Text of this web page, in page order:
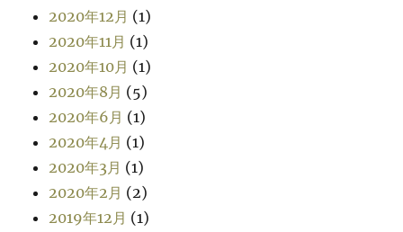
2020年12月 (1)
2020年11月 (1)
2020年10月 (1)
2020年8月 (5)
2020年6月 (1)
2020年4月 (1)
2020年3月 (1)
2020年2月 (2)
2019年12月 (1)